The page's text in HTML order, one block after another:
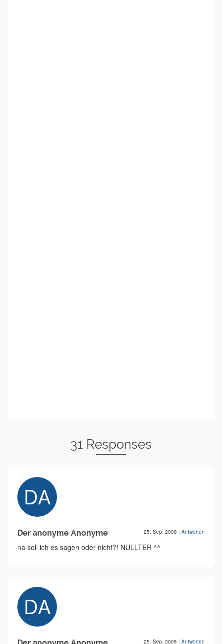
31 Responses
Der anonyme Anonyme 25. Sep. 2008 | Antworten
na soll ich es sagen oder nicht?! NULLTER ^^
25. Sep. 2008 | Antworten